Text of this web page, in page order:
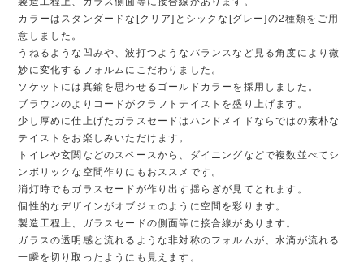
カラーはスタンダードな[クリア]とシックな[グレー]の2種類をご用
意しました。
うねるような凹みや、波打つようなバランスなど見る角度により微
妙に変化するフォルムにこだわりました。
ソケットには真鍮を思わせるゴールドカラーを採用しました。
ブラウンのよりコードがクラフトテイストを盛り上げます。
少し厚めに仕上げたガラスセードはハンドメイドならではの素朴な
テイストをお楽しみいただけます。
トイレや玄関などのスペースから、ダイニングなどで複数並べてシ
ンボリックな空間作りにもおススメです。
消灯時でもガラスセードが作り出す揺らぎが見てとれます。
個性的なデザインがオブジェのように空間を彩ります。
製造工程上、ガラスセードの側面等に接合線があります。
ガラスの透明感と流れるような非対称のフォルムが、水滴が流れる
一瞬を切り取ったようにも見えます。